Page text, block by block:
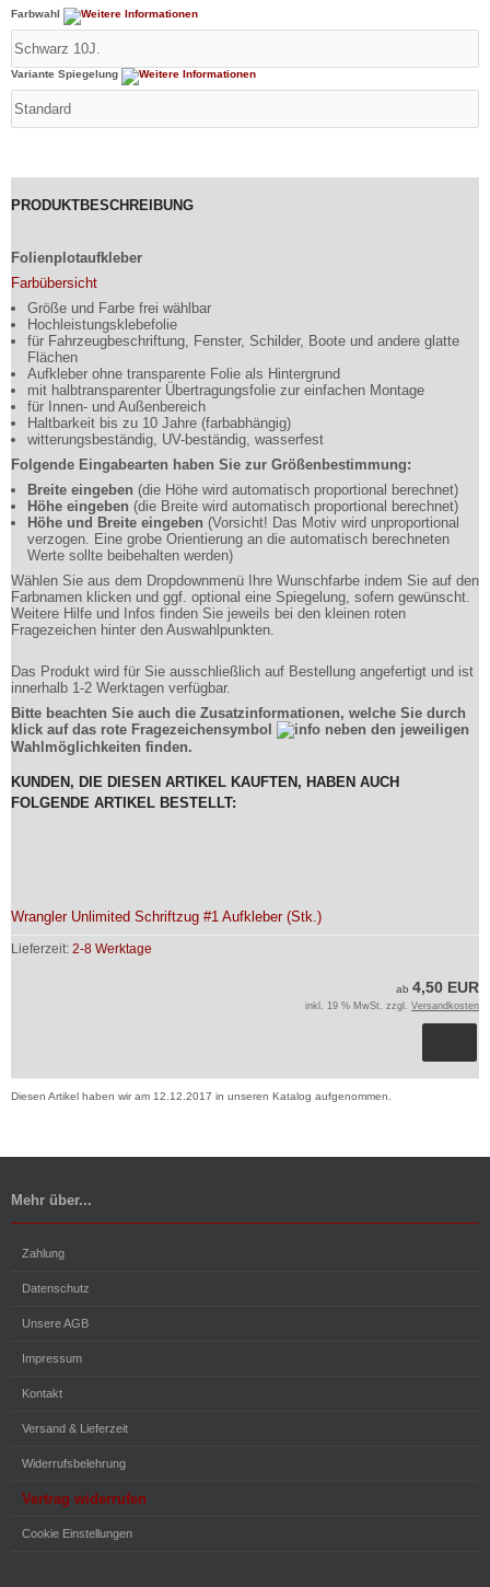
Farbwahl
Variante Spiegelung
PRODUKTBESCHREIBUNG
Folienplotaufkleber
Farbübersicht
Größe und Farbe frei wählbar
Hochleistungsklebefolie
für Fahrzeugbeschriftung, Fenster, Schilder, Boote und andere glatte
Flächen
Aufkleber ohne transparente Folie als Hintergrund
mit halbtransparenter Übertragungsfolie zur einfachen Montage
für Innen- und Außenbereich
Haltbarkeit bis zu 10 Jahre (farbabhängig)
witterungsbeständig, UV-beständig, wasserfest
Folgende Eingabearten haben Sie zur Größenbestimmung:
Breite eingeben (die Höhe wird automatisch proportional berechnet)
Höhe eingeben (die Breite wird automatisch proportional berechnet)
Höhe und Breite eingeben (Vorsicht! Das Motiv wird unproportional
verzogen. Eine grobe Orientierung an die automatisch berechneten
Werte sollte beibehalten werden)
Wählen Sie aus dem Dropdownmenü Ihre Wunschfarbe indem Sie auf den
Farbnamen klicken und ggf. optional eine Spiegelung, sofern gewünscht.
Weitere Hilfe und Infos finden Sie jeweils bei den kleinen roten
Fragezeichen hinter den Auswahlpunkten.
Das Produkt wird für Sie ausschließlich auf Bestellung angefertigt und ist
innerhalb 1-2 Werktagen verfügbar.
Bitte beachten Sie auch die Zusatzinformationen, welche Sie durch
klick auf das rote Fragezeichensymbol
neben den jeweiligen
Wahlmöglichkeiten finden.
KUNDEN, DIE DIESEN ARTIKEL KAUFTEN, HABEN AUCH
FOLGENDE ARTIKEL BESTELLT:
Wrangler Unlimited Schriftzug #1 Aufkleber (Stk.)
Lieferzeit: 2-8 Werktage
ab 4,50 EUR
inkl. 19 % MwSt. zzgl. Versandkosten
Diesen Artikel haben wir am 12.12.2017 in unseren Katalog aufgenommen.
Mehr über...
Zahlung
Datenschutz
Unsere AGB
Impressum
Kontakt
Versand & Lieferzeit
Widerrufsbelehrung
Vertrag widerrufen
Cookie Einstellungen